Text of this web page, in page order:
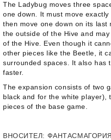
The Ladybug moves three
one down. It must move
then move one down on its last
the outside of the Hive and
of the Hive. Even though it
other pieces like the Beetle, it
surrounded spaces. It also has
faster.
The expansion consists of two
black and for the white player),
pieces of the base game.
ВНОСИТЕЛ: